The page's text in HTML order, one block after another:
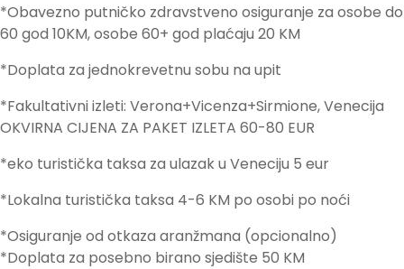
*Obavezno putničko zdravstveno osiguranje za osobe do
60 god 10KM, osobe 60+ god plaćaju 20 KM
*Doplata za jednokrevetnu sobu na upit
*Fakultativni izleti: Verona+Vicenza+Sirmione, Venecija
OKVIRNA CIJENA ZA PAKET IZLETA 60-80 EUR
*eko turistička taksa za ulazak u Veneciju 5 eur
*Lokalna turistička taksa 4-6 KM po osobi po noći
*Osiguranje od otkaza aranžmana (opcionalno)
*Doplata za posebno birano sjedište 50 KM